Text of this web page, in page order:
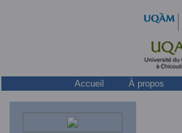
Accueil À propos